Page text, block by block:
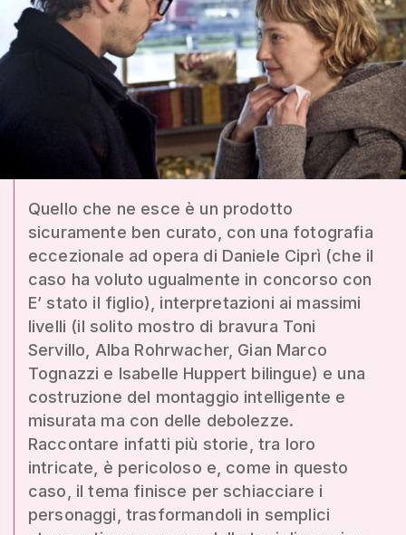
Quello che ne esce è un prodotto
sicuramente ben curato, con una fotografia
eccezionale ad opera di Daniele Ciprì (che il
caso ha voluto ugualmente in concorso con
E’ stato il figlio), interpretazioni ai massimi
livelli (il solito mostro di bravura Toni
Servillo, Alba Rohrwacher, Gian Marco
Tognazzi e Isabelle Huppert bilingue) e una
costruzione del montaggio intelligente e
misurata ma con delle debolezze.
Raccontare infatti più storie, tra loro
intricate, è pericoloso e, come in questo
caso, il tema finisce per schiacciare i
personaggi, trasformandoli in semplici